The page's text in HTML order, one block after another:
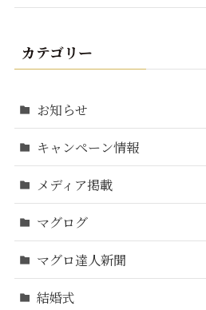
カテゴリー
お知らせ
キャンペーン情報
メディア掲載
マグログ
マグロ達人新聞
結婚式